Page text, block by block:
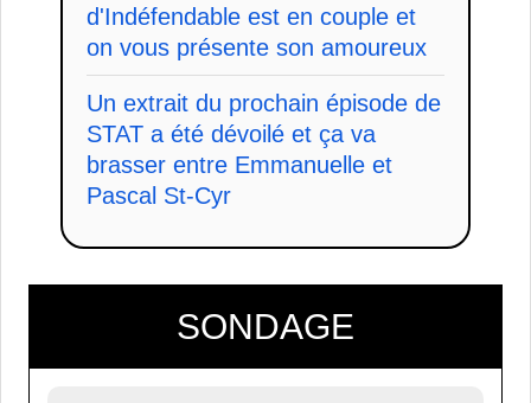
d'Indéfendable est en couple et
on vous présente son amoureux
Un extrait du prochain épisode de
STAT a été dévoilé et ça va
brasser entre Emmanuelle et
Pascal St-Cyr
SONDAGE